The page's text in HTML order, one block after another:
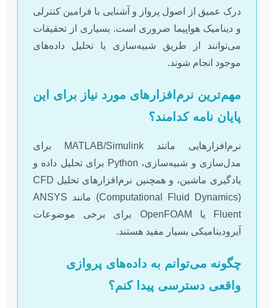
درک عمیق از اصول پرواز و آشنایی با فرامین کنترلی
و دینامیک هواپیما ضروری است. بسیاری از تحقیقات
می‌توانند از طریق شبیه‌سازی یا تحلیل داده‌های
موجود انجام شوند.
مهم‌ترین نرم‌افزارهای مورد نیاز برای این
پایان نامه کدامند؟
نرم‌افزارهایی مانند MATLAB/Simulink برای
مدل‌سازی و شبیه‌سازی، Python برای تحلیل داده و
یادگیری ماشین، و همچنین نرم‌افزارهای تحلیل CFD
(Computational Fluid Dynamics) مانند ANSYS
Fluent یا OpenFOAM برای برخی موضوعات
آیرودینامیکی بسیار مفید هستند.
چگونه می‌توانم به داده‌های پروازی
واقعی دسترسی پیدا کنم؟